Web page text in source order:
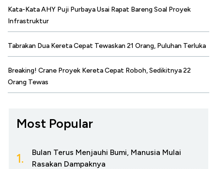
Kata-Kata AHY Puji Purbaya Usai Rapat Bareng Soal Proyek
Infrastruktur
Tabrakan Dua Kereta Cepat Tewaskan 21 Orang, Puluhan Terluka
Breaking! Crane Proyek Kereta Cepat Roboh, Sedikitnya 22
Orang Tewas
Most Popular
1.
Bulan Terus Menjauhi Bumi, Manusia Mulai
Rasakan Dampaknya